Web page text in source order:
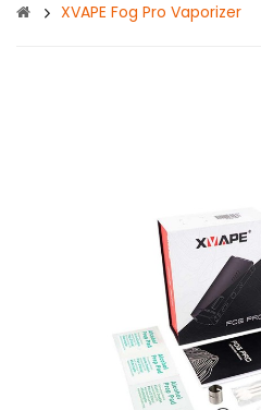
XVAPE Fog Pro Vaporizer